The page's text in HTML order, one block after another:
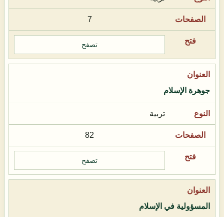
7
تصفح
جوهرة الإسلام
تربية
82
تصفح
المسؤولية في الإسلام